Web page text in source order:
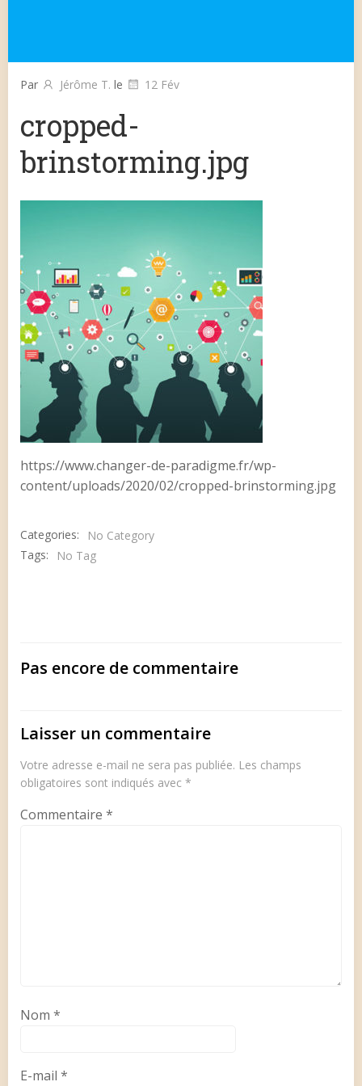
Par Jérôme T. le 12 Fév
cropped-
brinstorming.jpg
https://www.changer-de-paradigme.fr/wp-
content/uploads/2020/02/cropped-brinstorming.jpg
Categories:
No Category
Tags:
No Tag
Pas encore de commentaire
Laisser un commentaire
Votre adresse e-mail ne sera pas publiée. Les champs
obligatoires sont indiqués avec *
Commentaire *
Nom *
E-mail *